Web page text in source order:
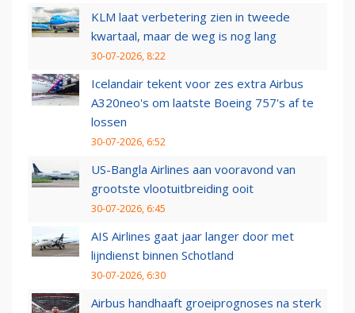
KLM laat verbetering zien in tweede
kwartaal, maar de weg is nog lang
30-07-2026, 8:22
Icelandair tekent voor zes extra Airbus
A320neo's om laatste Boeing 757's af te
lossen
30-07-2026, 6:52
US-Bangla Airlines aan vooravond van
grootste vlootuitbreiding ooit
30-07-2026, 6:45
AIS Airlines gaat jaar langer door met
lijndienst binnen Schotland
30-07-2026, 6:30
Airbus handhaaft groeiprognoses na sterk